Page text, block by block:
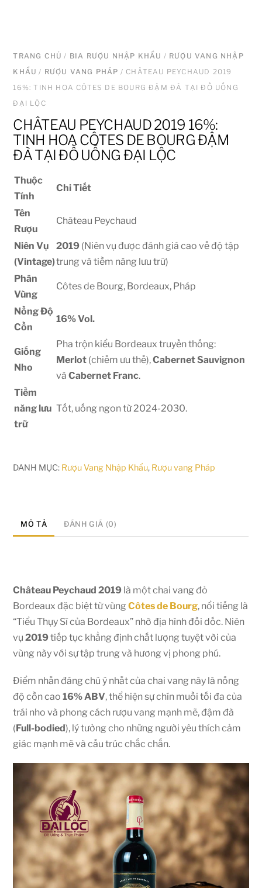
TRANG CHỦ / BIA RƯỢU NHẬP KHẨU / RƯỢU VANG NHẬP
KHẨU / RƯỢU VANG PHÁP / CHÂTEAU PEYCHAUD 2019
16%: TINH HOA CÔTES DE BOURG ĐẬM ĐÀ TẠI ĐỒ UỐNG
ĐẠI LỘC
CHÂTEAU PEYCHAUD 2019 16%:
TINH HOA CÔTES DE BOURG ĐẬM
ĐÀ TẠI ĐỒ UỐNG ĐẠI LỘC
Thuộc
Tính
Chi Tiết
Tên
Rượu
Château Peychaud
Niên Vụ
(Vintage)
2019 (Niên vụ được đánh giá cao về độ tập
trung và tiềm năng lưu trữ)
Phân
Vùng
Côtes de Bourg, Bordeaux, Pháp
Nồng Độ
Cồn
16%Vol.
Giống
Nho
Pha trộn kiểu Bordeaux truyền thống:
Merlot (chiếm ưu thế),Cabernet Sauvignon
vàCabernet Franc.
Tiềm
năng lưu
trữ
Tốt, uống ngon từ2024-2030.
DANH MỤC: Rượu Vang Nhập Khẩu, Rượu vang Pháp
MÔ TẢ ĐÁNH GIÁ (0)
Château Peychaud 2019 là một chai vang đỏ
Bordeaux đặc biệt từ vùngCôtes de Bourg, nổi tiếng là
“Tiểu Thụy Sĩ của Bordeaux” nhờ địa hình đồi dốc. Niên
vụ2019tiếp tục khẳng định chất lượng tuyệt vời của
vùng này với sự tập trung và hương vị phong phú.
Điểm nhấn đáng chú ý nhất của chai vang này là nồng
độ cồn cao16% ABV, thể hiện sự chín muồi tối đa của
trái nho và phong cách rượu vang mạnh mẽ, đậm đà
(Full-bodied), lý tưởng cho những người yêu thích cảm
giác mạnh mẽ và cấu trúc chắc chắn.